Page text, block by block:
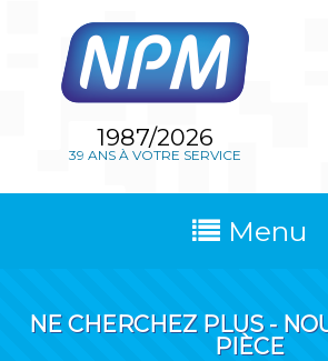
1987/2026
39 ANS À VOTRE SERVICE
Menu
NE CHERCHEZ PLUS -
PIÈCE